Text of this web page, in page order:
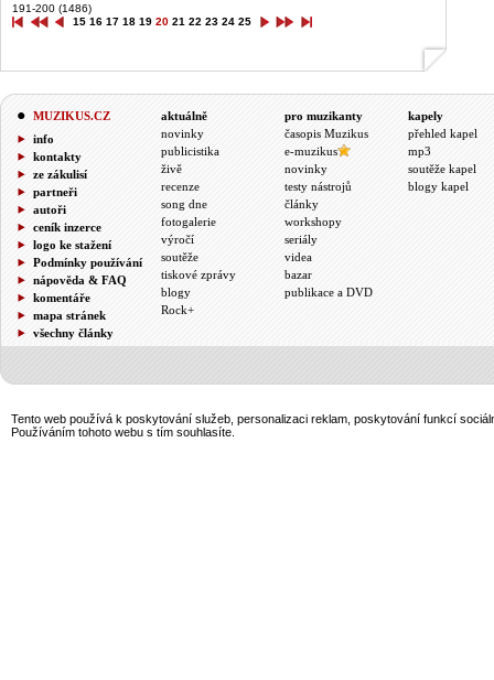
191-200 (1486)
15 16 17 18 19 20 21 22 23 24 25
MUZIKUS.CZ
info
kontakty
ze zákulisí
partneři
autoři
ceník inzerce
logo ke stažení
Podmínky používání
nápověda & FAQ
komentáře
mapa stránek
všechny články
aktuálně
novinky
publicistika
živě
recenze
song dne
fotogalerie
výročí
soutěže
tiskové zprávy
blogy
Rock+
pro muzikanty
časopis Muzikus
e-muzikus
novinky
testy nástrojů
články
workshopy
seriály
videa
bazar
publikace a DVD
kapely
přehled kapel
mp3
soutěže kapel
blogy kapel
Tento web používá k poskytování služeb, personalizaci reklam, poskytování funkcí
Používáním tohoto webu s tím souhlasíte.